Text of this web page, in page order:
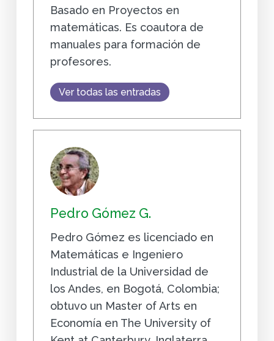
Basado en Proyectos en
matemáticas. Es coautora de
manuales para formación de
profesores.
Ver todas las entradas
Pedro Gómez G.
Pedro Gómez es licenciado en
Matemáticas e Ingeniero
Industrial de la Universidad de
los Andes, en Bogotá, Colombia;
obtuvo un Master of Arts en
Economía en The University of